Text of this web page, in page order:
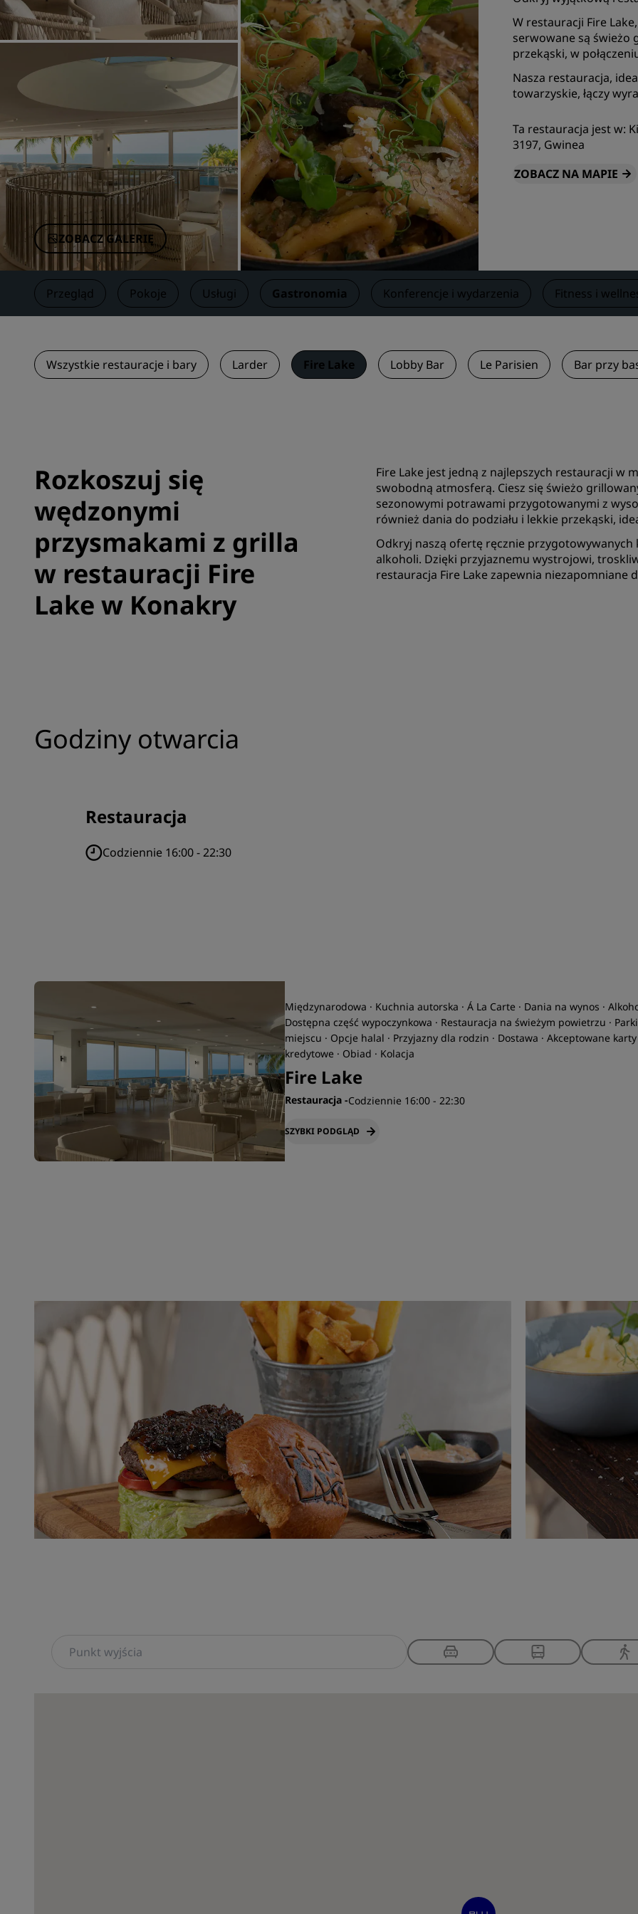
Zarezerwuj miejsce
Poprosić o wycenę
Miejsca na organizację
Rozwiązania branżowe
Szukaj lotów
Aplikacja Radisson Hotels
ZOBACZ GALERIĘ
W restauracji Fire
serwowane są świeżo
przekąski, w
Nasza restauracja,
towarzyskie, łączy
Ta restauracja jest w:
3197, Gwinea
ZOBACZ NA MAPIE
Przegląd Pokoje Usługi Gastronomia Konferencje i wydarzenia Fitness i
Wszystkie restauracje i bary Larder Fire Lake Lobby Bar Le Parisien Bar przy
Rozkoszuj się
wędzonymi
przysmakami z grilla
w restauracji Fire
Lake w Konakry
Fire Lake jest jedną z najlepszych restauracji w
swobodną atmosferą. Ciesz się świeżo
sezonowymi potrawami przygotowanymi z
również dania do podziału i lekkie przekąski,
Odkryj naszą ofertę ręcznie
alkoholi. Dzięki przyjaznemu wystrojowi,
restauracja Fire Lake zapewnia niezapomniane
Godziny otwarcia
Restauracja
Codziennie 16:00 - 22:30
Międzynarodowa · Kuchnia autorska · Á La Carte · Dania na wynos ·
Dostępna część wypoczynkowa · Restauracja na świeżym powietrzu ·
miejscu · Opcje halal · Przyjazny dla rodzin · Dostawa · Akceptowane karty
kredytowe · Obiad · Kolacja
Fire Lake
Restauracja -Codziennie 16:00 - 22:30
SZYBKI PODGLĄD